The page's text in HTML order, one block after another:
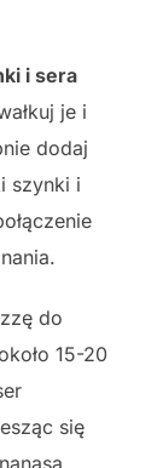
i sera
je i
dodaj
szynki i
do
15-20
się